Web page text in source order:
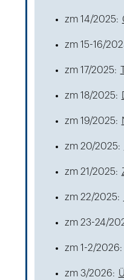
zm 14/2025:
zm 15-16/
zm 17/2025:
zm 18/2025:
zm 19/2025:
zm 20/2025:
zm 21/2025:
zm 22/2025:
zm 23-24/
zm 1-2/2026:
zm 3/2026: